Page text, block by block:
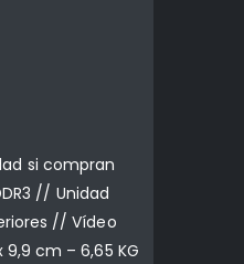
si compran
// Unidad
// Vídeo
9,9 cm – 6,65 KG